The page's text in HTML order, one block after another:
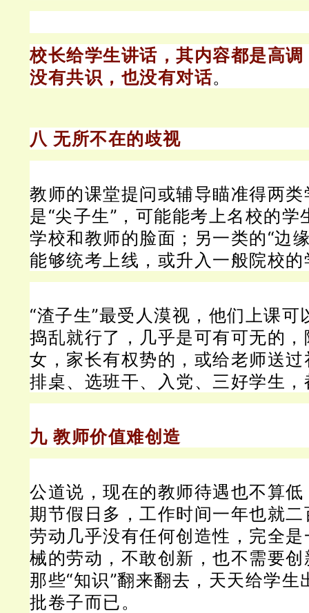
校长给学生讲话，其内容都是高
没有共识，也没有对话。
八 无所不在的歧视
教师的课堂提问或辅导瞄准得两
是“尖子生”，可能能考上名校的学
学校和教师的脸面； 另一类的“边
能够统考上线，或升入一般院校的
“渣子生”最受人漠视，他们上课可
捣乱就行了，几乎是可有可无的
女，家长有权势的，或给老师送
排桌、选班干、入党、三好学生
九 教师价值难创造
公道说，现在的教师待遇也不算
期节假日多，工作时间一年也就
劳动几乎没有任何创造性，完全
械的劳动，不敢创新，也不需要
那些“知识”翻来翻去，天天给学生
批卷子而已。